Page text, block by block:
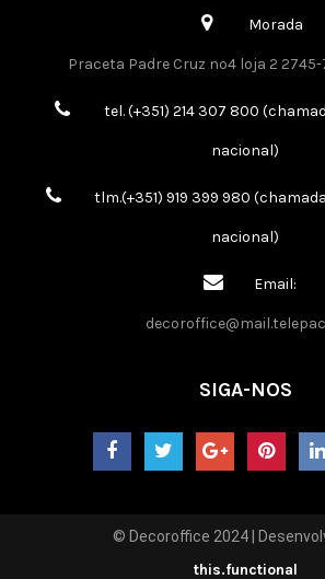
Morada
Praceta Padre Cruz nº4 loja 2
tel. (+351) 214 307 800
nacional)
tlm.(+351) 919 399 980
nacional)
Email:
SIGA-NOS
© Decoroffice 2024 |
this.functional